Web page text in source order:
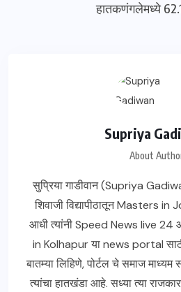
हातकणंगलेमध्ये
Supriya
About
सुप्रिया गाडीवान (Supriya
शिवाजी विद्यापीठातून Masters
आधी त्यांनी Speed ​​News live
in Kolhapur या news portal
बातम्या लिहिणे, पोर्टल चे समाज माध्यम
त्यांचा हातखंडा आहे. सध्या त्या